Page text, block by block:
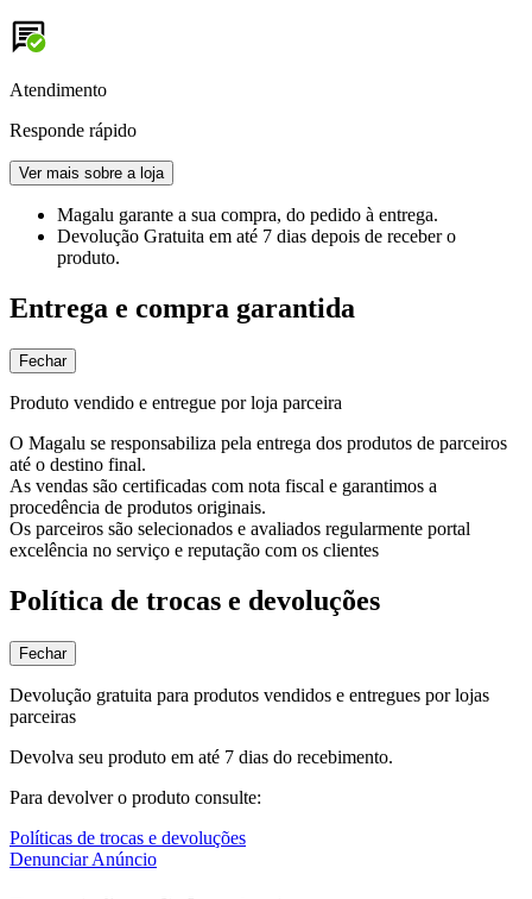
Atendimento
Responde rápido
Ver mais sobre a loja
Magalu garante a sua compra, do pedido à entrega.
Devolução Gratuita em até 7 dias depois de receber o
produto.
Entrega e compra garantida
Fechar
Produto vendido e entregue por loja parceira
O Magalu se responsabiliza pela entrega dos produtos de parceiros
até o destino final.
As vendas são certificadas com nota fiscal e garantimos a
procedência de produtos originais.
Os parceiros são selecionados e avaliados regularmente portal
excelência no serviço e reputação com os clientes
Política de trocas e devoluções
Fechar
Devolução gratuita para produtos vendidos e entregues por lojas
parceiras
Devolva seu produto em até 7 dias do recebimento.
Para devolver o produto consulte:
Políticas de trocas e devoluções
Denunciar Anúncio